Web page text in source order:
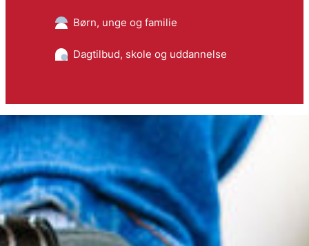
Børn, unge og familie
Dagtilbud, skole og uddannelse